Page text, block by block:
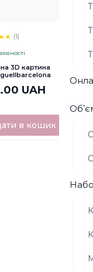
★ (1)
3D картина
UAH
в кошик